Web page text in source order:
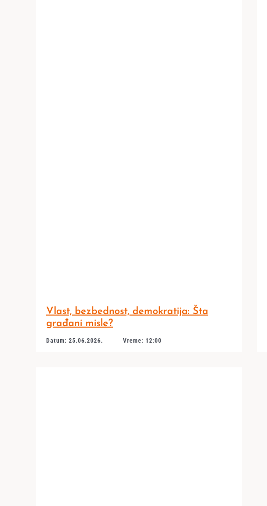
Vlast, bezbednost, demokratija: Šta
građani misle?
Datum: 25.06.2026. Vreme: 12:00